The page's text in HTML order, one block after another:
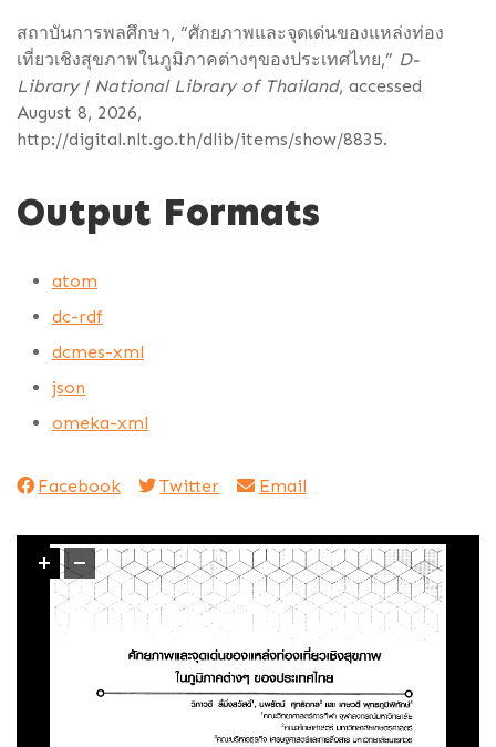
สถาบันการพลศึกษา, “ศักยภาพและจุดเด่นของแหล่งท่อง
เที่ยวเชิงสุขภาพในภูมิภาคต่างๆของประเทศไทย,” D-
Library | National Library of Thailand, accessed
August 8, 2026,
http://digital.nlt.go.th/dlib/items/show/8835.
Output Formats
atom
dc-rdf
dcmes-xml
json
omeka-xml
Facebook Twitter Email